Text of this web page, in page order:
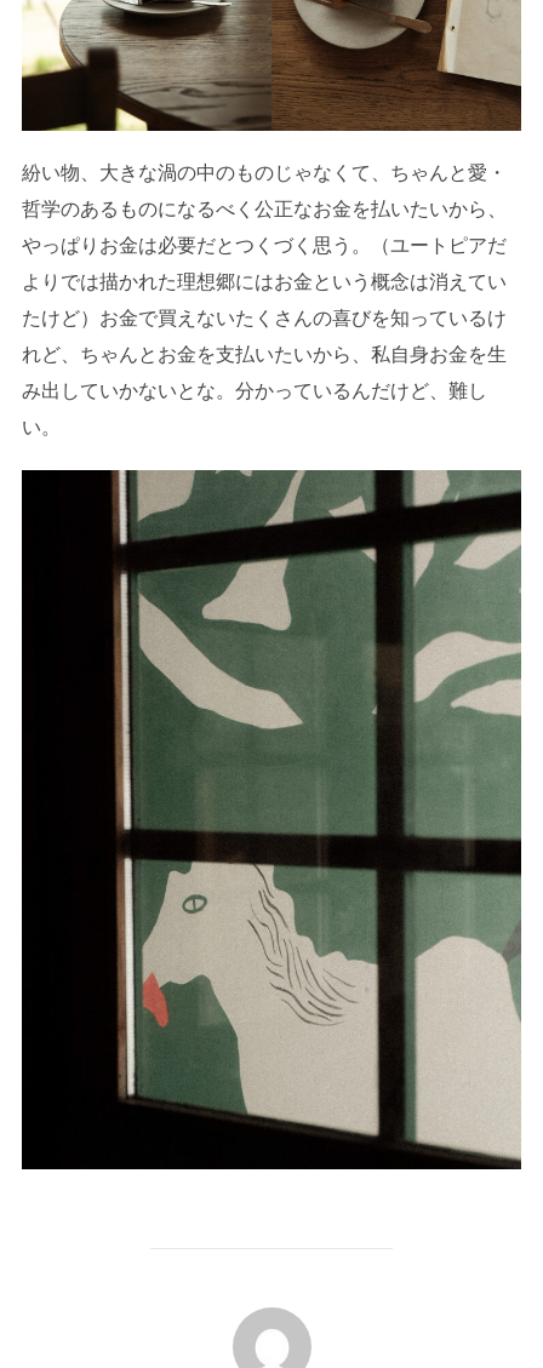
紛い物、大きな渦の中のものじゃなくて、ちゃんと愛・
哲学のあるものになるべく公正なお金を払いたいから、
やっぱりお金は必要だとつくづく思う。（ユートピアだ
よりでは描かれた理想郷にはお金という概念は消えてい
たけど）お金で買えないたくさんの喜びを知っているけ
れど、ちゃんとお金を支払いたいから、私自身お金を生
み出していかないとな。分かっているんだけど、難し
い。
投稿者